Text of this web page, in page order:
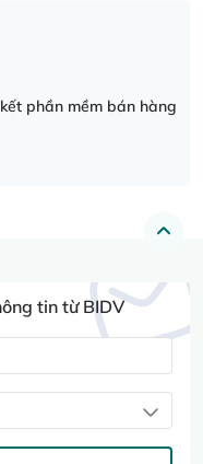
phần mềm bán hàng
tin từ BIDV